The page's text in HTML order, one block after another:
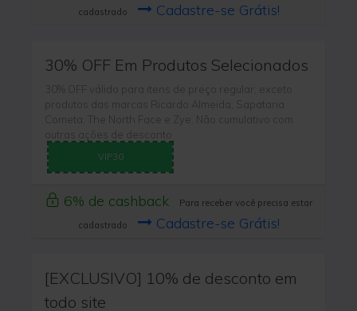
cadastrado
Cadastre-se Grátis!
30% OFF Em Produtos Selecionados
30% OFF válido para itens de preço regular, exceto
produtos das marcas Ricardo Almeida, Sapataria
Cometa, The North Face e Zye. Não cumulativo com
outras ações de desconto
VIP30
6% de cashback
Para receber você precisa estar
cadastrado
Cadastre-se Grátis!
[EXCLUSIVO] 10% de desconto em
todo site